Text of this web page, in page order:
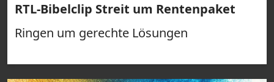
RTL-Bibelclip Streit um Rentenpaket
Ringen um gerechte Lösungen